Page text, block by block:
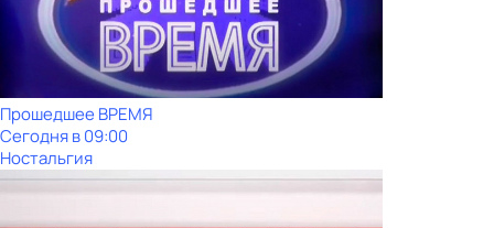
Прошедшее ВРЕМЯ
Сегодня в 09:00
Ностальгия